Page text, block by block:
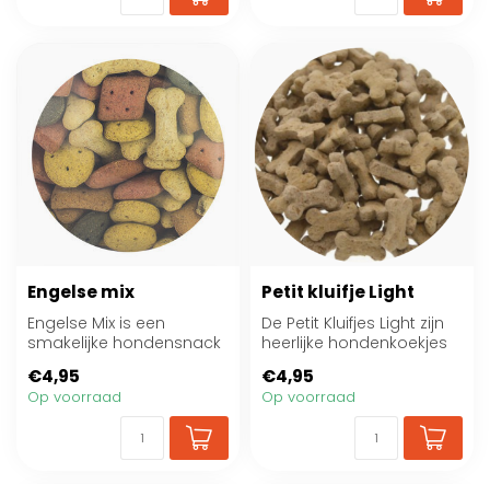
Engelse mix
Engelse Mix is een
smakelijke hondensnack
Ideaal als be...
€4,95
Op voorraad
Petit kluifje Light
De Petit Kluifjes Light zijn
heerlijke hondenkoekjes
de ...
€4,95
Op voorraad